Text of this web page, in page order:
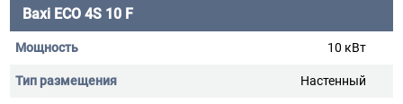
Baxi ECO 4S 10 F
10 кВт
Настенный